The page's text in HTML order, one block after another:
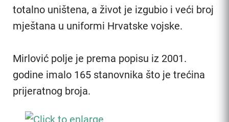
totalno uništena, a život je izgubio i veći broj
mještana u uniformi Hrvatske vojske.
Mirlović polje je prema popisu iz 2001.
godine imalo 165 stanovnika što je trećina
prijeratnog broja.